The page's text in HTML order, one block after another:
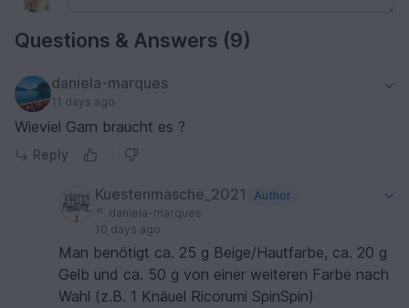
Questions & Answers (9)
daniela-marques
11 days ago
Wieviel Garn braucht es ?
Reply
Kuestenmasche_2021
Author
daniela-marques
10 days ago
Man benötigt ca. 25 g Beige/Hautfarbe, ca. 20 g
Gelb und ca. 50 g von einer weiteren Farbe nach
Wahl (z.B. 1 Knäuel Ricorumi SpinSpin)